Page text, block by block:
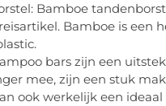
Bamboe
Bamboe is een
bars zijn een
mee, zijn een stuk
ook werkelijk een